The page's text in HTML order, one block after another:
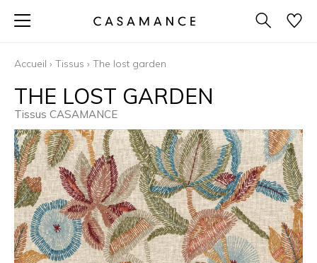
Accueil › Tissus › The lost garden
THE LOST GARDEN
Tissus CASAMANCE